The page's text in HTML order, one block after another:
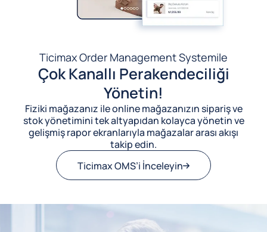
Ticimax Order Management Systemile
Çok Kanallı Perakendeciliği
Yönetin!
Fiziki mağazanız ile online mağazanızın sipariş ve
stok yönetimini tek altyapıdan kolayca yönetin ve
gelişmiş rapor ekranlarıyla mağazalar arası akışı
takip edin.
Ticimax OMS’i İnceleyin